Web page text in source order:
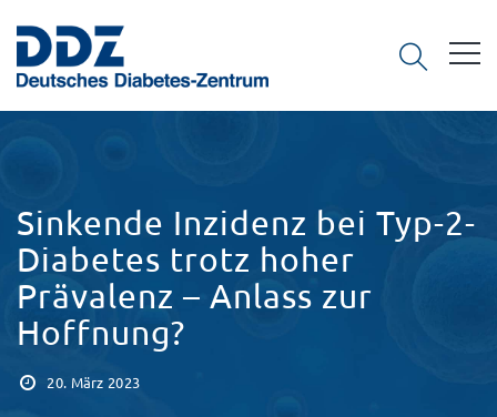
Sinkende Inzidenz bei Typ-2-
Diabetes trotz hoher
Prävalenz – Anlass zur
Hoffnung?
20. März 2023